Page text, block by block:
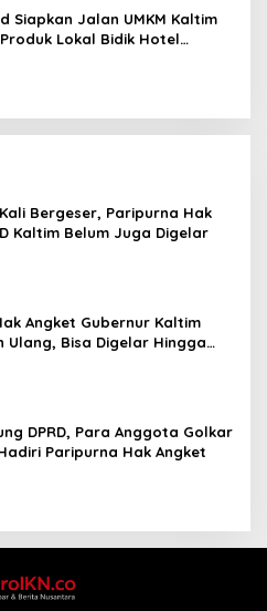
Siapkan Jalan UMKM Kaltim
Lokal Bidik Hotel
Bergeser, Paripurna Hak
Kaltim Belum Juga Digelar
Angket Gubernur Kaltim
Ulang, Bisa Digelar Hingga
DPRD, Para Anggota Golkar
Paripurna Hak Angket